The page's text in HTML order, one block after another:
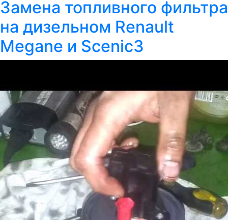
Замена топливного фильтра
на дизельном Renault
Megane и Scenic3